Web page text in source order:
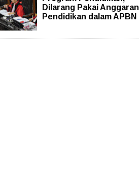
Dilarang Pakai Anggaran
Pendidikan dalam APBN